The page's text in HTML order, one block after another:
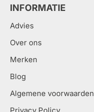
INFORMATIE
Advies
Over ons
Merken
Blog
Algemene voorwaarden